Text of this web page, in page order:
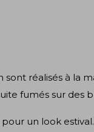
réalisés à la
fumés sur des
un look